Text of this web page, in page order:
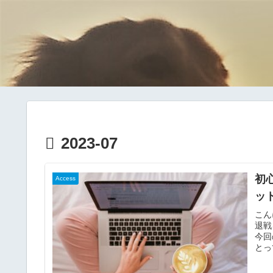
2023-07
Access
初
ッ
こ
退
今
と